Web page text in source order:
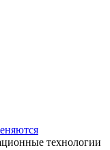
технологии